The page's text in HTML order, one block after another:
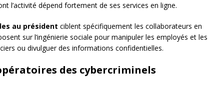
l’activité dépend fortement de ses services en ligne.
au président ciblent spécifiquement les collaborateurs en
sur l’ingénierie sociale pour manipuler les employés et les
ou divulguer des informations confidentielles.
des cybercriminels